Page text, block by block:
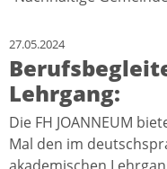
27.05.2024
Lehrgang:
Die FH JOANNEUM
Mal den im